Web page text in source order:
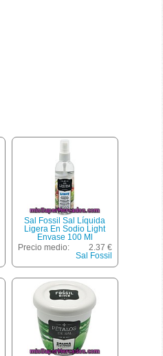
Sal Fossil Sal Líquida
Ligera En Sodio Light
Envase 100 Ml
Precio medio:
2.37 €
Sal Fossil